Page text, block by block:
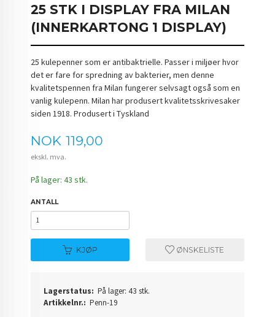
25 STK I DISPLAY FRA MILAN
(INNERKARTONG 1 DISPLAY)
25 kulepenner som er antibaktrielle. Passer i miljøer hvor
det er fare for spredning av bakterier, men denne
kvalitetspennen fra Milan fungerer selvsagt også som en
vanlig kulepenn. Milan har produsert kvalitetsskrivesaker
siden 1918. Produsert i Tyskland
Pris
NOK 119,00
ekskl. mva.
På lager: 43 stk.
ANTALL
KJØP ØNSKELISTE
Lagerstatus: På lager: 43 stk.
Artikkelnr.: Penn-19